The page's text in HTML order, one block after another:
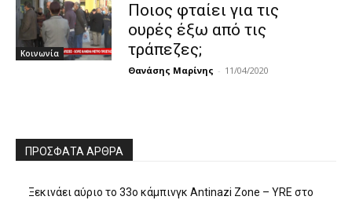
Κοινωνία
Ποιος φταίει για τις
ουρές έξω από τις
τράπεζες;
Θανάσης Μαρίνης - 11/04/2020
ΠΡΌΣΦΑΤΑ ΆΡΘΡΑ
Ξεκινάει αύριο το 33ο κάμπινγκ Antinazi Zone – YRE στο